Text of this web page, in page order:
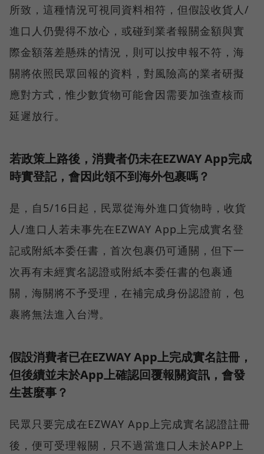
所致，這種情況可視同資料相符，但假設收貨人/
進口人仍覺得不放心，或碰到業者報關金額與實
際金額落差懸殊的情況，則可以按申報不符，海
關將依照民眾回報的資料，對風險高的業者研擬
應對方式，惟少數貨物可能會因需要加強查核而
延遲放行。
若政策上路後，消費者仍未在EZWAY App完成
時實登記，會因此領不到海外包裹嗎？
是，自5/16日起，民眾從海外進口貨物時，收貨
人/進口人若未事先在EZWAY App上完成實名登
記或附紙本委任書，首次包裹仍可通關，但下一
次再有未經實名認證或附紙本委任書的包裹通
關，海關將不予受理，在補完成身份認證前，包
裹將無法進入台灣。
假設消費者已在EZWAY App上完成實名註冊，
但後續並未於App上確認回覆報關資訊，會發
生甚麼事？
民眾只要完成在EZWAY App上完成實名認證註冊
後，便可受理報關，只不過當進口人未於APP上